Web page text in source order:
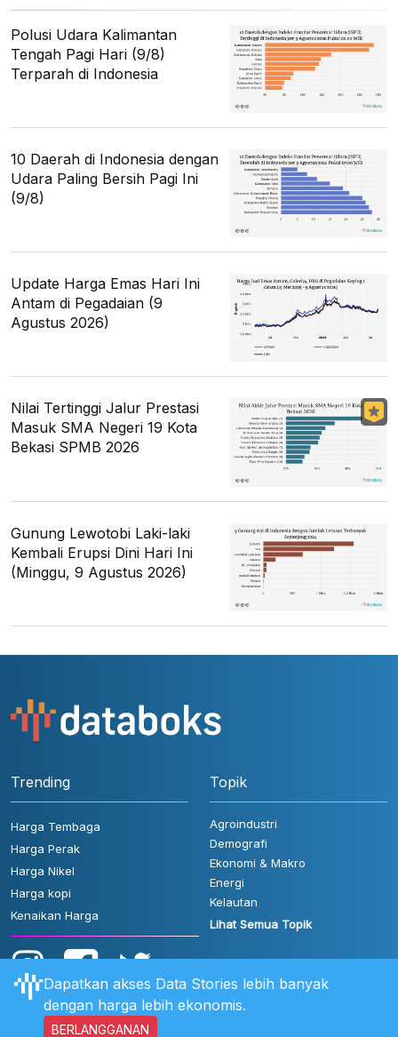
Polusi Udara Kalimantan
Tengah Pagi Hari (9/8)
Terparah di Indonesia
10 Daerah di Indonesia dengan
Udara Paling Bersih Pagi Ini
(9/8)
Update Harga Emas Hari Ini
Antam di Pegadaian (9
Agustus 2026)
Nilai Tertinggi Jalur Prestasi
Masuk SMA Negeri 19 Kota
Bekasi SPMB 2026
Gunung Lewotobi Laki-laki
Kembali Erupsi Dini Hari Ini
(Minggu, 9 Agustus 2026)
Trending
Harga Tembaga
Harga Perak
Harga Nikel
Harga kopi
Kenaikan Harga
Topik
Agroindustri
Demografi
Ekonomi & Makro
Energi
Kelautan
Lihat Semua Topik
Dapatkan akses Data Stories lebih banyak
dengan harga lebih ekonomis.
BERLANGGANAN